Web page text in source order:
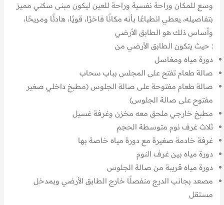
وسع للمكان وراحة نفسية وراحة للعين ليكون مبنى سكني مميز
بتفاصيله، يعطي انطباعًا بأنه مكانًا فاخرًا، قويًا، هادئًا ومريحًا،
وأساس ذلك هو الطابق الأرضي
: حيث يتكون الطابق الأرضي من
دورة مياه ومغاسل
صالة طعام تفتح على المجلس بباب سحاب
صالة طعام مفتوحة على صالة الجلوس (مطبخ داخلي صغير
مفتوح على صالة الجلوس)
مطبخ خارجي ملحق معه مخزن وغرفة غسيل
ثلاث غرف نوم متوسطة الحجم
غرفة خادمة صغيرة مع دورة مياه خاصة بها
دورة مياه بين غرف النوم
دورة مياه قريبة من صالة الجلوس
مصعد بجانب الدرج منفصلًا خارج الطابق الأرضي وبمدخل
مستقل